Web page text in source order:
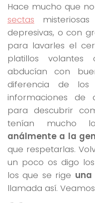
Hace mucho que
sectas
depresivas, o con
para lavarles el
platillos
abducían con
diferencia de
informaciones de
para descubrir
tenían mucho
análmente a la
que respetarlas.
un poco os digo
los que se rige
llamada así.